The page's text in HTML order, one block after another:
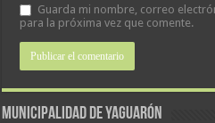
Guarda mi nombre, correo
para la próxima vez que comente.
MUNICIPALIDAD DE YAGUARÓN